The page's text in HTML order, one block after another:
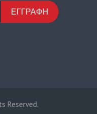
ΕΓΓΡΑΦΉ
Reserved.